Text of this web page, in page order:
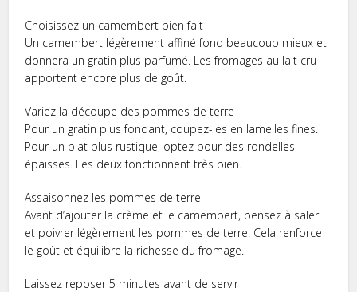
Choisissez un camembert bien fait
Un camembert légèrement affiné fond beaucoup mieux et
donnera un gratin plus parfumé. Les fromages au lait cru
apportent encore plus de goût.
Variez la découpe des pommes de terre
Pour un gratin plus fondant, coupez-les en lamelles fines.
Pour un plat plus rustique, optez pour des rondelles
épaisses. Les deux fonctionnent très bien.
Assaisonnez les pommes de terre
Avant d’ajouter la crème et le camembert, pensez à saler
et poivrer légèrement les pommes de terre. Cela renforce
le goût et équilibre la richesse du fromage.
Laissez reposer 5 minutes avant de servir